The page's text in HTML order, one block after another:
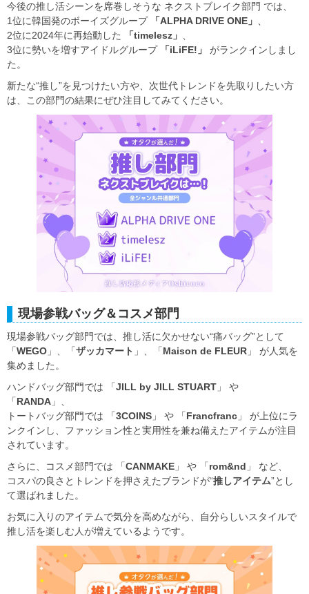
今後の推し活シーンを席巻しそうな ネクストブレイク部門 では、
1位に韓国発のボーイズグループ
「ALPHA DRIVE ONE」
2位に2024年に再始動した
「timelesz」
3位に勢いを増すアイドルグループ
「iLiFE!」
がランクインしまし
た。
新たな“推し”を見つけたい方や、次世代トレンドを先取りしたい方
は、この部門の結果にぜひ注目してみてください。
現場参戦バッグ＆コスメ部門
現場参戦バッグ部門では、推し活に欠かせない“痛バッグ”として
「WEGO 」、「ザッカマート 」、「Maison de FLEUR 」 が人気を
集めました。
ハンドバッグ部門では 「JILL by JILL STUART 」 や
「RANDA 」、
トートバッグ部門では 「3COINS 」 や 「Francfranc 」 が上位にラ
ンクインし、ファッション性と実用性を兼ね備えたアイテムが注目
されています。
さらに、コスメ部門では 「CANMAKE 」 や 「rom&nd 」 など、
コスパの良さとトレンドを押さえたブランドが“推しアイテム”とし
て選ばれました。
お気に入りのアイテムで気分を高めながら、自分らしいスタイルで
推し活を楽しむ人が増えているようです。